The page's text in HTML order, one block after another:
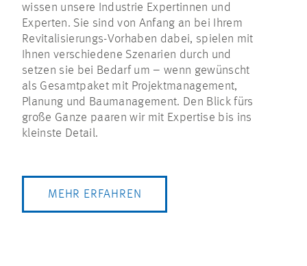
wissen unsere Industrie Expertinnen und
Experten. Sie sind von Anfang an bei Ihrem
Revitalisierungs-Vorhaben dabei, spielen mit
Ihnen verschiedene Szenarien durch und
setzen sie bei Bedarf um – wenn gewünscht
als Gesamtpaket mit Projektmanagement,
Planung und Baumanagement. Den Blick fürs
große Ganze paaren wir mit Expertise bis ins
kleinste Detail.
MEHR ERFAHREN